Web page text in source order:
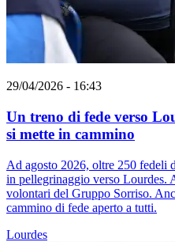
29/04/2026 - 16:43
Un treno di fede verso
si mette in cammino
Ad agosto 2026, oltre 250 fedeli
in pellegrinaggio verso Lourdes.
volontari del Gruppo Sorriso.
cammino di fede aperto a tutti.
Lourdes